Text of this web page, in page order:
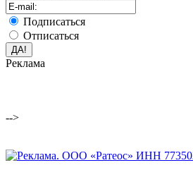
Подписаться
Отписаться
Реклама
-->